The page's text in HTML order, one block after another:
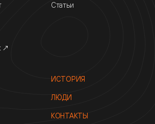
↗
Статьи
ИСТОРИЯ
ЛЮДИ
КОНТАКТЫ